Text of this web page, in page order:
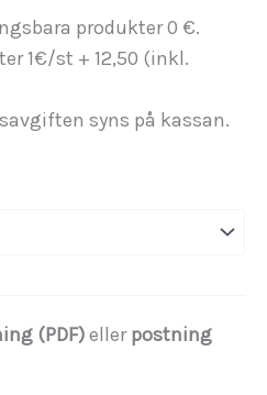
produkter 0 €.
1€/st + 12,50 (inkl.
syns på kassan.
(PDF)ellerpostning